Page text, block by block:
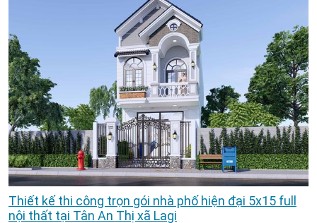
Thiết kế thi công trọn gói nhà phố hiện đại 5x15 full
nội thất tại Tân An Thị xã Lagi